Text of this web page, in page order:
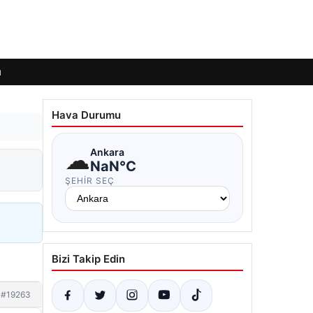
#19263
Hava Durumu
☁Ankara
NaN°C
ŞEHIR SEÇ
Bizi Takip Edin